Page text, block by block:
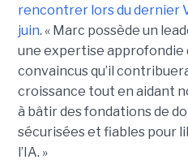
rencontrer lors du dernier
juin. « Marc possède un
une expertise approfondie
convaincus qu’il
croissance tout en aidant
à bâtir des fondations de
sécurisées et fiables pour
l’IA. »